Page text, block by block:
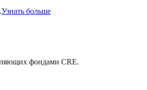
Узнать больше
фондами CRE.